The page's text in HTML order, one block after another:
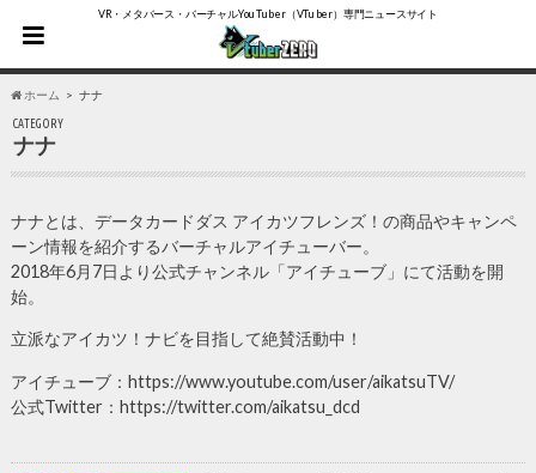
VR・メタバース・バーチャルYouTuber（VTuber）専門ニュースサイト
ホーム ナナ
CATEGORY
ナナ
ナナとは、データカードダス アイカツフレンズ！の商品やキャンペ
ーン情報を紹介するバーチャルアイチューバー。
2018年6月7日より公式チャンネル「アイチューブ」にて活動を開
始。
立派なアイカツ！ナビを目指して絶賛活動中！
アイチューブ：https://www.youtube.com/user/aikatsuTV/
公式Twitter：https://twitter.com/aikatsu_dcd